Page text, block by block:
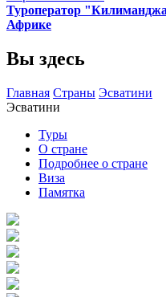
Туроператор
Африке
Вы здесь
Главная Страны Эсватини
Эсватини
Туры
О стране
Подробнее о стране
Виза
Памятка